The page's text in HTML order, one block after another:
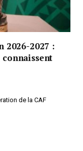
2026-2027 :
de la CAF